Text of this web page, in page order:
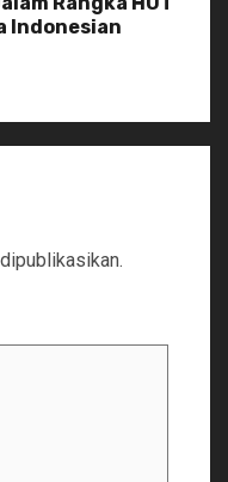
Indonesian